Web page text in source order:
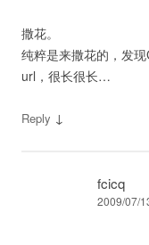
撒花。
纯粹是来撒花的，发
url，很长很长…
Reply ↓
fcicq
2009/07/